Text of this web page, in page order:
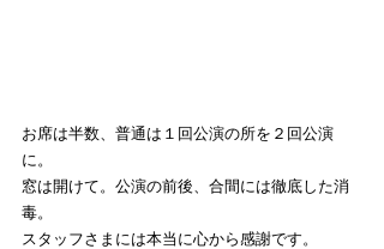
お席は半数、普通は１回公演の所を２回公演
に。
窓は開けて。公演の前後、合間には徹底した消
毒。
スタッフさまには本当に心から感謝です。